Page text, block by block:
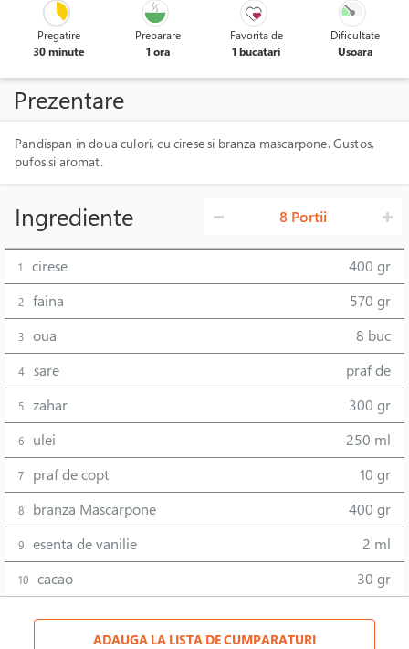
Pregatire
30 minute
Preparare
1 ora
Favorita de
1 bucatari
Dificultate
Usoara
Prezentare
Pandispan in doua culori, cu cirese si branza mascarpone. Gustos,
pufos si aromat.
Ingrediente 8 Portii
1 cirese 400 gr
2 faina 570 gr
3 oua 8 buc
4 sare praf de
5 zahar 300 gr
6 ulei 250 ml
7 praf de copt 10 gr
8 branza Mascarpone 400 gr
9 esenta de vanilie 2 ml
10 cacao 30 gr
ADAUGA LA LISTA DE CUMPARATURI